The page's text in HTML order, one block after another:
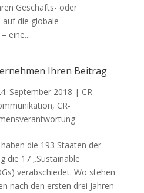
Geschäfts- oder
die globale
eine...
Ihren Beitrag
September 2018 | CR-
, CR-
die 193 Staaten der
die 17 „Sustainable
verabschiedet. Wo stehen
nach den ersten drei Jahren